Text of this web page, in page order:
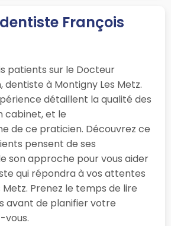
François
patients sur le Docteur
dentiste à Montigny Les Metz.
détaillent la qualité des
cabinet, et le
de ce praticien. Découvrez ce
pensent de ses
son approche pour vous aider
qui répondra à vos attentes
Metz. Prenez le temps de lire
avant de planifier votre
vous.